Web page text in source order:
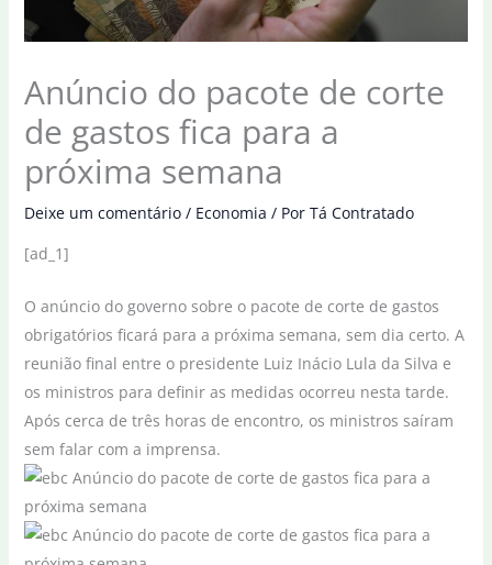
Anúncio do pacote de corte
de gastos fica para a
próxima semana
Deixe um comentário / Economia / Por Tá Contratado
[ad_1]
O anúncio do governo sobre o pacote de corte de gastos
obrigatórios ficará para a próxima semana, sem dia certo. A
reunião final entre o presidente Luiz Inácio Lula da Silva e
os ministros para definir as medidas ocorreu nesta tarde.
Após cerca de três horas de encontro, os ministros saíram
sem falar com a imprensa.